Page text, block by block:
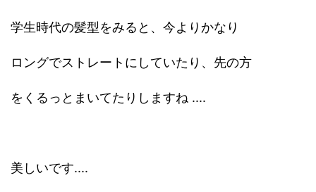
学生時代の髪型をみると、今よりかなり
ロングでストレートにしていたり、先の方
をくるっとまいてたりしますね ....
美しいです....